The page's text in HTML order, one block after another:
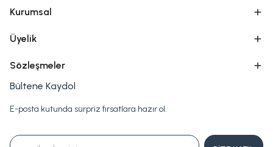
Kurumsal
Üyelik
Sözleşmeler
Bültene Kaydol
E-posta kutunda sürpriz fırsatlara hazır ol.